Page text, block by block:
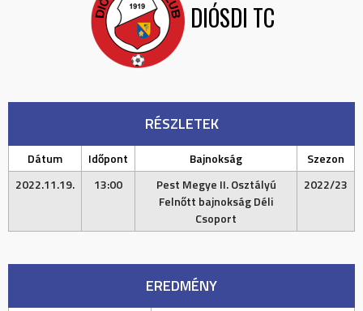
DIÓSDI TC
RÉSZLETEK
Dátum Időpont Bajnokság
Szezon
2022.11.19.
13:00
Pest Megye II. Osztályú
Felnőtt bajnokság Déli
Csoport
2022/23
EREDMÉNY